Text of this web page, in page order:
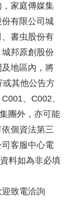
家庭傳媒集
有限公司城
書虫股份有
邦原創股份
地區內，將
或其他公告方
、C002、
團外，亦可能
個資法第三
客服中心電
料如為非必填
致電洽詢